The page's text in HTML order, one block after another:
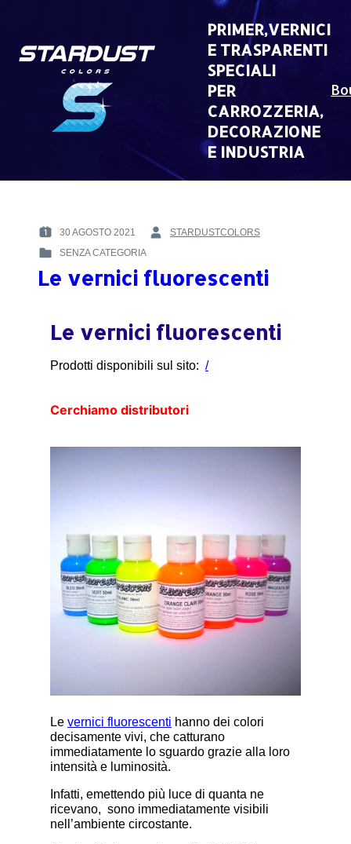
PRIMER,VERNICI
E TRASPARENTI
SPECIALI
PER
CARROZZERIA,
DECORAZIONE
E INDUSTRIA
POSTED
ON
30 AGOSTO 2021
BY
STARDUSTCOLORS
POSTED
IN
SENZA CATEGORIA
Le vernici fluorescenti
Le vernici fluorescenti
Prodotti disponibili sul sito: /
Cerchiamo distributori
Le vernici fluorescenti hanno dei colori
decisamente vivi, che catturano
immediatamente lo sguardo grazie alla loro
intensità e luminosità.
Infatti, emettendo più luce di quanta ne
ricevano, sono immediatamente visibili
nell’ambiente circostante.